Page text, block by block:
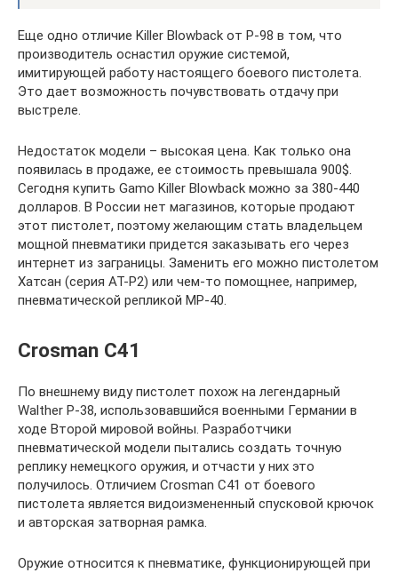
Еще одно отличие Killer Blowback от Р-98 в том, что
производитель оснастил оружие системой,
имитирующей работу настоящего боевого пистолета.
Это дает возможность почувствовать отдачу при
выстреле.
Недостаток модели – высокая цена. Как только она
появилась в продаже, ее стоимость превышала 900$.
Сегодня купить Gamo Killer Blowback можно за 380-440
долларов. В России нет магазинов, которые продают
этот пистолет, поэтому желающим стать владельцем
мощной пневматики придется заказывать его через
интернет из заграницы. Заменить его можно пистолетом
Хатсан (серия АТ-Р2) или чем-то помощнее, например,
пневматической репликой МР-40.
Crosman C41
По внешнему виду пистолет похож на легендарный
Walther P-38, использовавшийся военными Германии в
ходе Второй мировой войны. Разработчики
пневматической модели пытались создать точную
реплику немецкого оружия, и отчасти у них это
получилось. Отличием Crosman C41 от боевого
пистолета является видоизмененный спусковой крючок
и авторская затворная рамка.
Оружие относится к пневматике, функционирующей при